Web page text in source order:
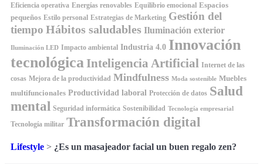
Eficiencia operativa Energías renovables Equilibrio emocional Espacios
pequeños Estilo personal Estrategias de Marketing Gestión del
tiempo Hábitos saludables Iluminación exterior
Iluminación LED Impacto ambiental Industria 4.0 Innovación
tecnológica Inteligencia Artificial Internet de las
cosas Mejora de la productividad Mindfulness Moda sostenible Muebles
multifuncionales Productividad laboral Protección de datos Salud
mental Seguridad informática Sostenibilidad Tecnología empresarial
Tecnología militar Transformación digital
Lifestyle > ¿Es un masajeador facial un buen regalo zen?